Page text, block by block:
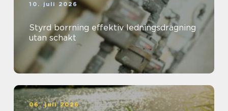
10. juli 2026
Styrd borrning effektiv ledningsdragning
utan schakt
06. juli 2026